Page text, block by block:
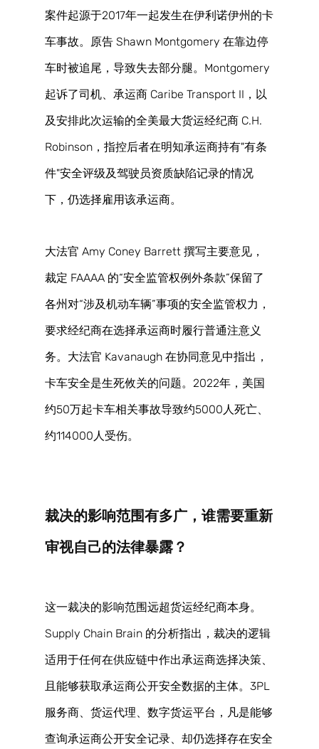
案件起源于2017年一起发生在伊利诺伊州的卡
车事故。原告 Shawn Montgomery 在靠边停
车时被追尾，导致失去部分腿。Montgomery
起诉了司机、承运商 Caribe Transport II，以
及安排此次运输的全美最大货运经纪商 C.H.
Robinson，指控后者在明知承运商持有"有条
件"安全评级及驾驶员资质缺陷记录的情况
下，仍选择雇用该承运商。
大法官 Amy Coney Barrett 撰写主要意见，
裁定 FAAAA 的“安全监管权例外条款”保留了
各州对“涉及机动车辆”事项的安全监管权力，
要求经纪商在选择承运商时履行普通注意义
务。大法官 Kavanaugh 在协同意见中指出，
卡车安全是生死攸关的问题。2022年，美国
约50万起卡车相关事故导致约5000人死亡、
约114000人受伤。
裁决的影响范围有多广，谁需要重新
审视自己的法律暴露？
这一裁决的影响范围远超货运经纪商本身。
Supply Chain Brain 的分析指出，裁决的逻辑
适用于任何在供应链中作出承运商选择决策、
且能够获取承运商公开安全数据的主体。3PL
服务商、货运代理、数字货运平台，凡是能够
查询承运商公开安全记录、却仍选择存在安全